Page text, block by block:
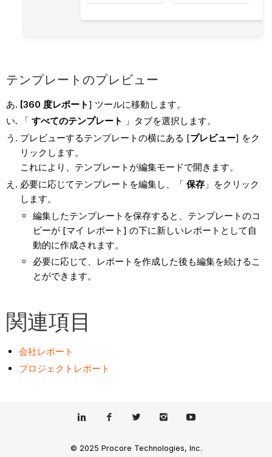
テンプレートのプレビュー
[360 度レポート ] ツールに移動します。
「 すべてのテンプレート
」タブを選択します。
プレビューするテンプレートの横にある [プレビュー] をク
リックします。
これにより、テンプレートが編集モードで開きます。
必要に応じてテンプレートを編集し、「 保存」をクリック
します。
編集したテンプレートを保存すると、テンプレートのコ
ピーが [マイ レポート] の下に新しいレポートとして自
動的に作成されます。
必要に応じて、レポートを作成した後も編集を続けるこ
とができます。
関連項目
会社レポート
プロジェクトレポート
© 2025 Procore Technologies, Inc.